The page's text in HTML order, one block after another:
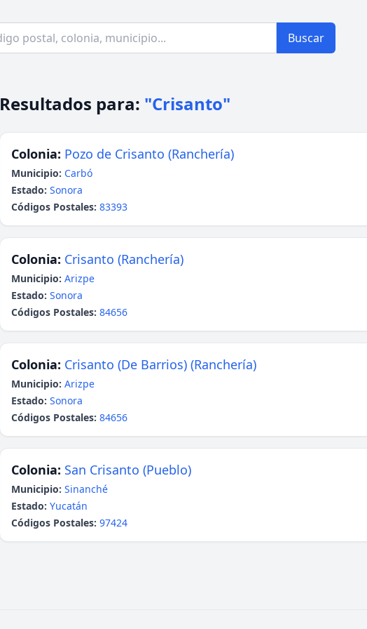
Buscar
Resultados para: "Crisanto"
Colonia: Pozo de Crisanto (Ranchería)
Municipio: Carbó
Estado: Sonora
Códigos Postales: 83393
Colonia: Crisanto (Ranchería)
Municipio: Arizpe
Estado: Sonora
Códigos Postales: 84656
Colonia: Crisanto (De Barrios) (Ranchería)
Municipio: Arizpe
Estado: Sonora
Códigos Postales: 84656
Colonia: San Crisanto (Pueblo)
Municipio: Sinanché
Estado: Yucatán
Códigos Postales: 97424